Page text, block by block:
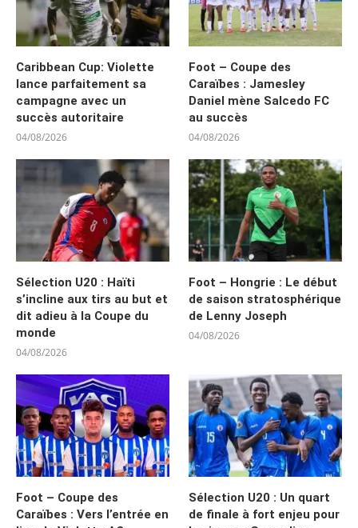
Caribbean Cup: Violette
lance parfaitement sa
campagne avec un
succès autoritaire
04/08/2026
Foot – Coupe des
Caraïbes : Jamesley
Daniel mène Salcedo FC
au succès
04/08/2026
Sélection U20 : Haïti
s’incline aux tirs au but et
dit adieu à la Coupe du
monde
04/08/2026
Foot – Hongrie : Le début
de saison stratosphérique
de Lenny Joseph
04/08/2026
Foot – Coupe des
Caraïbes : Vers l’entrée en
Sélection U20 : Un quart
de finale à fort enjeu pour